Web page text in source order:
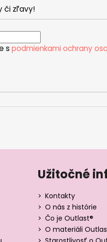
či zľavy!
s podmienkami ochrany
Užitočné
Kontakty
O nás z histórie
Čo je Outlast®
O materiáli